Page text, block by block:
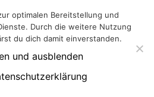
und
optimalen Bereitstellung und
Durch die weitere Nutzung
du dich damit einverstanden.
und ausblenden